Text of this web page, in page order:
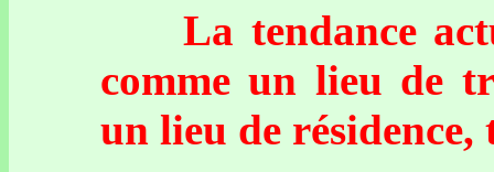
La tendance
comme un lieu de
un lieu de